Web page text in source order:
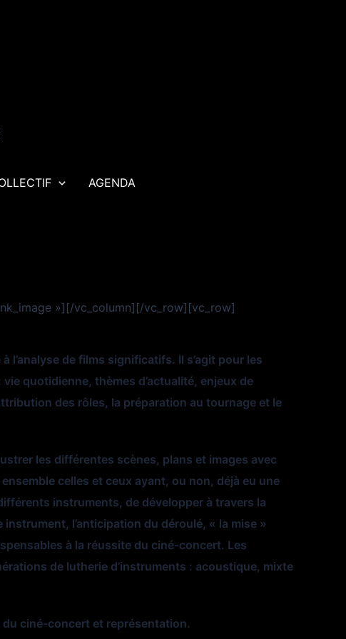
AGENDA
»][/vc_column][/vc_row][vc_row]
de films significatifs. Il s’agit pour les
quotidienne, thèmes d’actualité, enjeux de
des rôles, la préparation au tournage et le
les différentes scènes, plans et images avec
celles et ceux ayant, ou non, déjà eu une
instruments, de développer à travers la
l’anticipation du déroulé, « la mise »
à la réussite du ciné-concert. Les
de lutherie d’instruments : acoustique, mixte
ciné-concert et représentation.